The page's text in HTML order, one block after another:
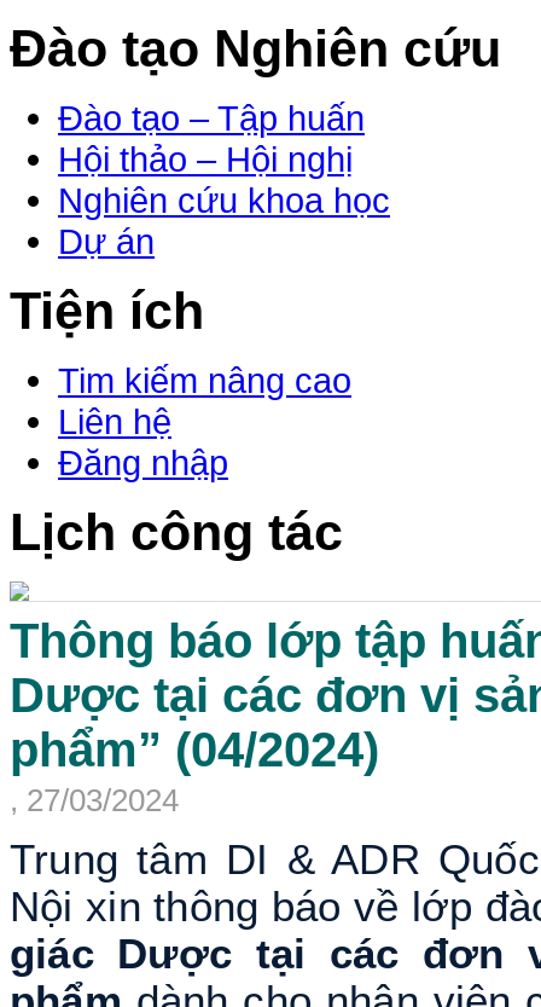
Đào tạo Nghiên cứu
Đào tạo – Tập huấn
Hội thảo – Hội nghị
Nghiên cứu khoa học
Dự án
Tiện ích
Tim kiếm nâng cao
Liên hệ
Đăng nhập
Lịch công tác
Thông báo lớp tập
Dược tại các đơn vị
phẩm” (04/2024)
, 27/03/2024
Trung tâm DI & ADR
Nội xin thông báo về lớp
giác Dược tại các đơn